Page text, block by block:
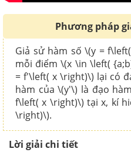
Phương pháp
Giả sử hàm số \(y =
mỗi điểm \(x \in \left(
= f'\left( x \right)\) lại có
hàm của \(y'\) là đạo
f\left( x \right)\) tại x, kí
\right)\).
Lời giải chi tiết